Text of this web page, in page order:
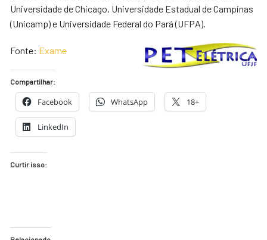
Universidade de Chicago, Universidade Estadual de Campinas
(Unicamp) e Universidade Federal do Pará (UFPA).
Fonte: Exame
Compartilhar:
Facebook WhatsApp 18+
LinkedIn
Curtir isso: